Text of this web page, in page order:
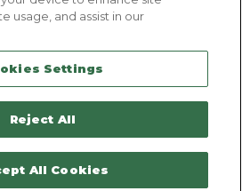
des cookies
de confidentialité
légales
Plan du site
nous
usage, and assist in our
Settings
Reject All
All Cookies